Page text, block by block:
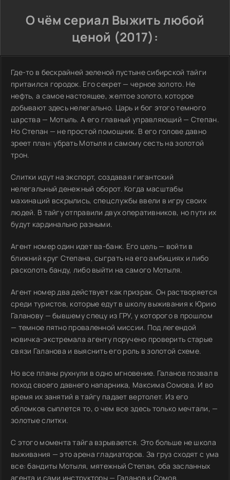
О чём сериал Выжить любой
ценой (2017):
Где-то в бескрайней зеленой пустыне сибирской тайги
притаился городок. Его секрет — черное золото. Не
нефть, а самое настоящее, желтое золото, которое
добывают здесь нелегально. Царь и бог этого темного
царства — Мотыль. А его главный управляющий — Степан.
Но Степан — не простой помощник. В его голове давно
зреет план: убрать Мотыля и самому сесть на золотой
трон.
Слитки идут на экспорт, создавая гигантский
нелегальный денежный оборот. Когда масштабы
махинаций вскрылись, спецслужбы ввели в игру своих
людей. В тайгу отправили двух оперативников, но пути их
будут кардинально разными.
Агент номер один идет ва-банк. Его цель — войти в
ближний круг Степана, сыграть на его амбициях и либо
расколоть банду, либо выйти на самого Мотыля.
Агент номер два действует как призрак. Он растворяется
среди туристов, которые едут в школу выживания к Юрию
Галанову — бывшему спецу из ГРУ, у которого в прошлом
— темное пятно проваленной миссии. Под легендой
новичка-экстремала агенту поручено проверить старые
связи Галанова и выяснить его роль в золотой схеме.
Но все планы рухнули в одно мгновение. Галанов позвал в
поход своего давнего напарника, Максима Сомова. И во
время их занятий в тайгу падает вертолет. Из его
обломков сыплется то, о чем все здесь только мечтали, —
золотые слитки.
С этого момента тайга взрывается. Это больше не школа
выживания — это арена гладиаторов. За груз сходят с ума
все: бандиты Мотыля, мятежный Степан, оба засланных
агента и сами инструкторы — Галанов и Сомов.